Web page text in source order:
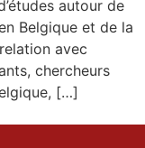
autour de
Belgique et de la
avec
chercheurs
[…]